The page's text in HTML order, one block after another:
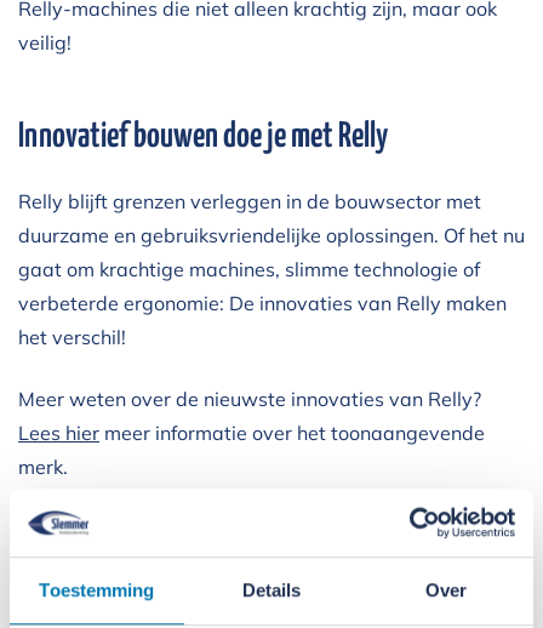
Toestemming Details Over
Relly-machines die niet alleen krachtig zijn, maar ook
veilig!
Innovatief bouwen doe je met Relly
Relly blijft grenzen verleggen in de bouwsector met
duurzame en gebruiksvriendelijke oplossingen. Of het nu
gaat om krachtige machines, slimme technologie of
verbeterde ergonomie: De innovaties van Relly maken
het verschil!
Meer weten over de nieuwste innovaties van Relly?
Lees hier meer informatie over het toonaangevende
merk.